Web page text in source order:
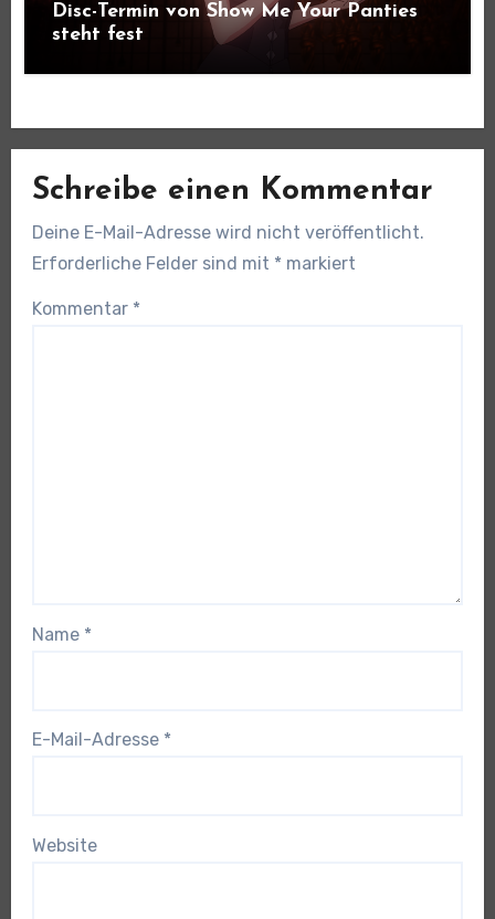
Disc-Termin von Show Me Your Panties
steht fest
Schreibe einen Kommentar
Deine E-Mail-Adresse wird nicht veröffentlicht.
Erforderliche Felder sind mit * markiert
Kommentar *
Name *
E-Mail-Adresse *
Website